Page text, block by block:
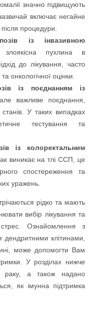
значно підвищують
включає негайне
процедури.
із інвазивною
злоякісна пухлина в
до лікування, часто
онкологічної оцінки.
із поєднанням із
важливе поєднання,
У таких випадках
тестування та
із колоректальним
виникає на тлі ССП, це
спостереження та
уражень.
рідко та мають
вибір лікування та
Ознайомлення з
клітинами,
може допомогти Вам
У розділах нижче
раку, а також надано
як імунна підтримка